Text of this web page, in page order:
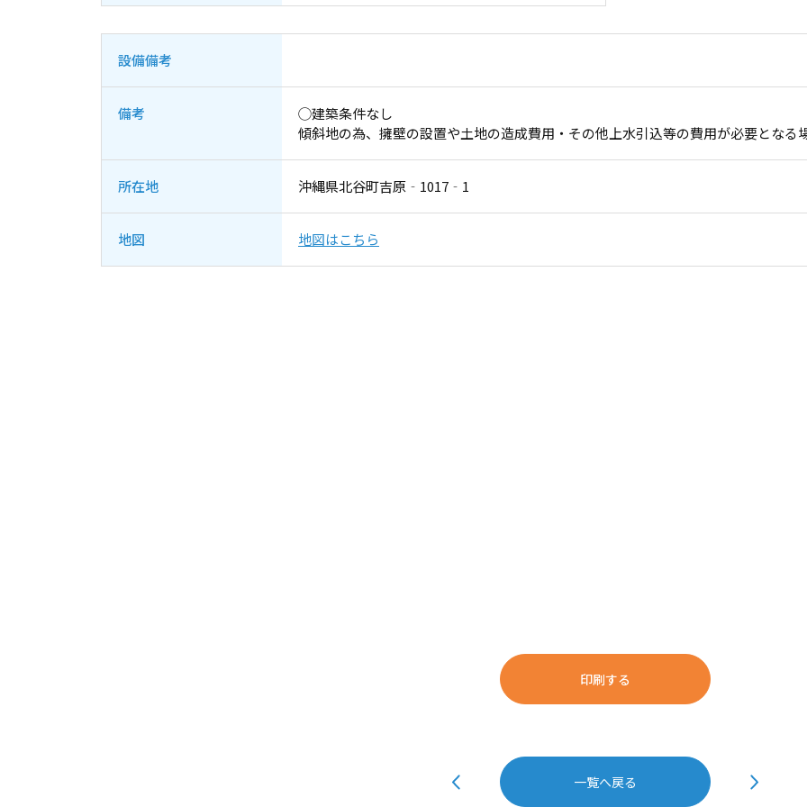
設備備考
備考
◯建築条件なし
傾斜地の為、擁壁の設置や土地の造成費用・その他上水引込等の費用が必要となる
所在地 沖縄県北谷町吉原‐1017‐1
地図 地図はこちら
印刷する
一覧へ戻る